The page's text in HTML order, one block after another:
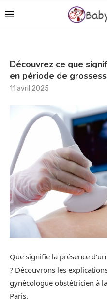
Découvrez ce que
en période de
11 avril 2025
Que signifie la présence
? Découvrons les
gynécologue obstétricien à
Paris.